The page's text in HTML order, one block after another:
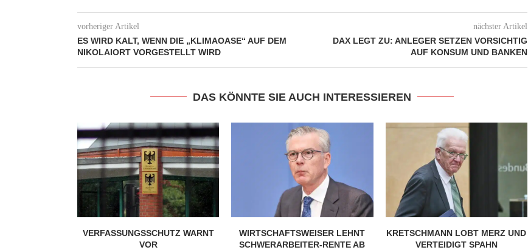
vorheriger Artikel
ES WIRD KALT, WENN DIE „KLIMAOASE“ AUF DEM
NIKOLAIORT VORGESTELLT WIRD
nächster Artikel
DAX LEGT ZU: ANLEGER SETZEN VORSICHTIG
AUF KONSUM UND BANKEN
DAS KÖNNTE SIE AUCH INTERESSIEREN
VERFASSUNGSSCHUTZ WARNT
VOR
WIRTSCHAFTSWEISER LEHNT
SCHWERARBEITER-RENTE AB
KRETSCHMANN LOBT MERZ UND
VERTEIDIGT SPAHN